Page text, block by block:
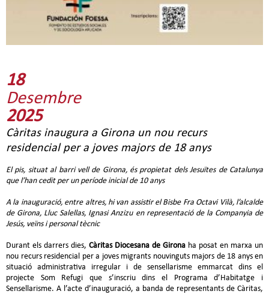
18
Desembre
2025
Càritas inaugura a Girona un nou recurs
residencial per a joves majors de 18 anys
El pis, situat al barri vell de Girona, és propietat dels Jesuïtes de Catalunya
que l’han cedit per un període inicial de 10 anys
A la inauguració, entre altres, hi van assistir el Bisbe Fra Octavi Vilà, l’alcalde
de Girona, Lluc Salellas, Ignasi Anzizu en representació de la Companyia de
Jesús, veïns i personal tècnic
Durant els darrers dies, Càritas Diocesana de Girona ha posat en marxa un
nou recurs residencial per a joves migrants nouvinguts majors de 18 anys en
situació administrativa irregular i de sensellarisme emmarcat dins el
projecte Som Refugi que s’inscriu dins el Programa d’Habitatge i
Sensellarisme. A l’acte d’inauguració, a banda de representants de Càritas,